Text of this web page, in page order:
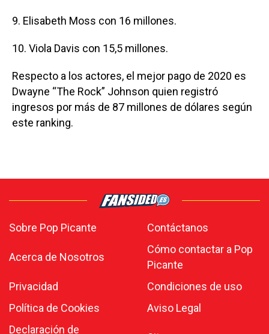
9. Elisabeth Moss con 16 millones.
10. Viola Davis con 15,5 millones.
Respecto a los actores, el mejor pago de 2020 es
Dwayne “The Rock” Johnson quien registró
ingresos por más de 87 millones de dólares según
este ranking.
Sobre Pop Picante Contáctanos
Acerca de Nosotros
Cómo contactar a Pop
Picante
Privacidad
Condiciones de uso
Política de Cookies
Aviso Legal
Declaración de